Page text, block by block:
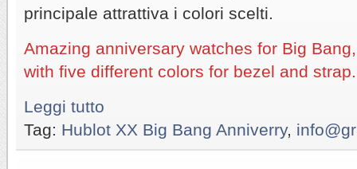
principale attrattiva i colori scelti.
Amazing anniversary watches for Big
with five different colors for bezel and strap.
Leggi tutto
Tag: Hublot XX Big Bang Anniverry,